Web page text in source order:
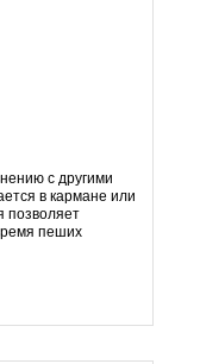
с другими
в кармане или
позволяет
пеших